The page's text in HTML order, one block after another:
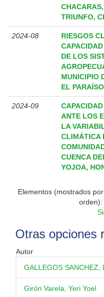
TRIUNFO,
2024-08
RIESGOS
DE LOS
MUNICIPIO
EL
2024-09
ANTE LOS
LA
CLIMÁTICA
CUENCA
YOJOA,
Elementos (mostrados
Otras opciones
Autor
GALLEGOS SANCHEZ,
Girón Varela, Yeri Yoel